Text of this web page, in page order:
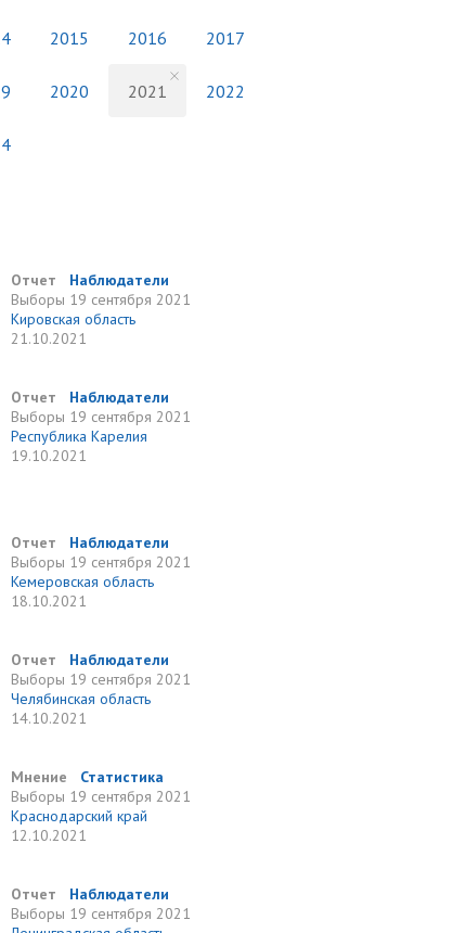
2015 2016 2017
2020 2021 2022
Отчет
Наблюдатели
Выборы 19 сентября 2021
Кировская область
21.10.2021
Отчет
Наблюдатели
Выборы 19 сентября 2021
Республика Карелия
19.10.2021
Отчет
Наблюдатели
Выборы 19 сентября 2021
Кемеровская область
18.10.2021
Отчет
Наблюдатели
Выборы 19 сентября 2021
Челябинская область
14.10.2021
Мнение
Статистика
Выборы 19 сентября 2021
Краснодарский край
12.10.2021
Отчет
Наблюдатели
Выборы 19 сентября 2021